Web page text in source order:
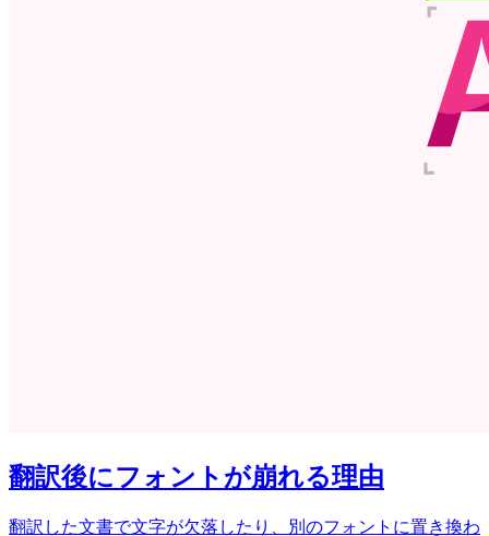
翻訳後にフォントが崩れる理由
翻訳した文書で文字が欠落したり、別のフォントに置き換わ